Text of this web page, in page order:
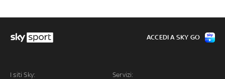
I siti Sky: Servizi:
ACCEDI A SKY GO